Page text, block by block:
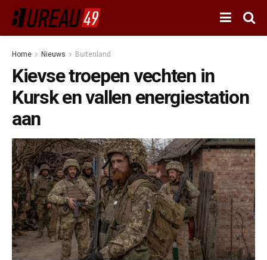
Home Nieuws Buitenland
Kievse troepen vechten in
Kursk en vallen energiestation
aan